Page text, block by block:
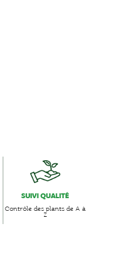
SUIVI QUALITÉ
Contrôle des plants de A à
Z